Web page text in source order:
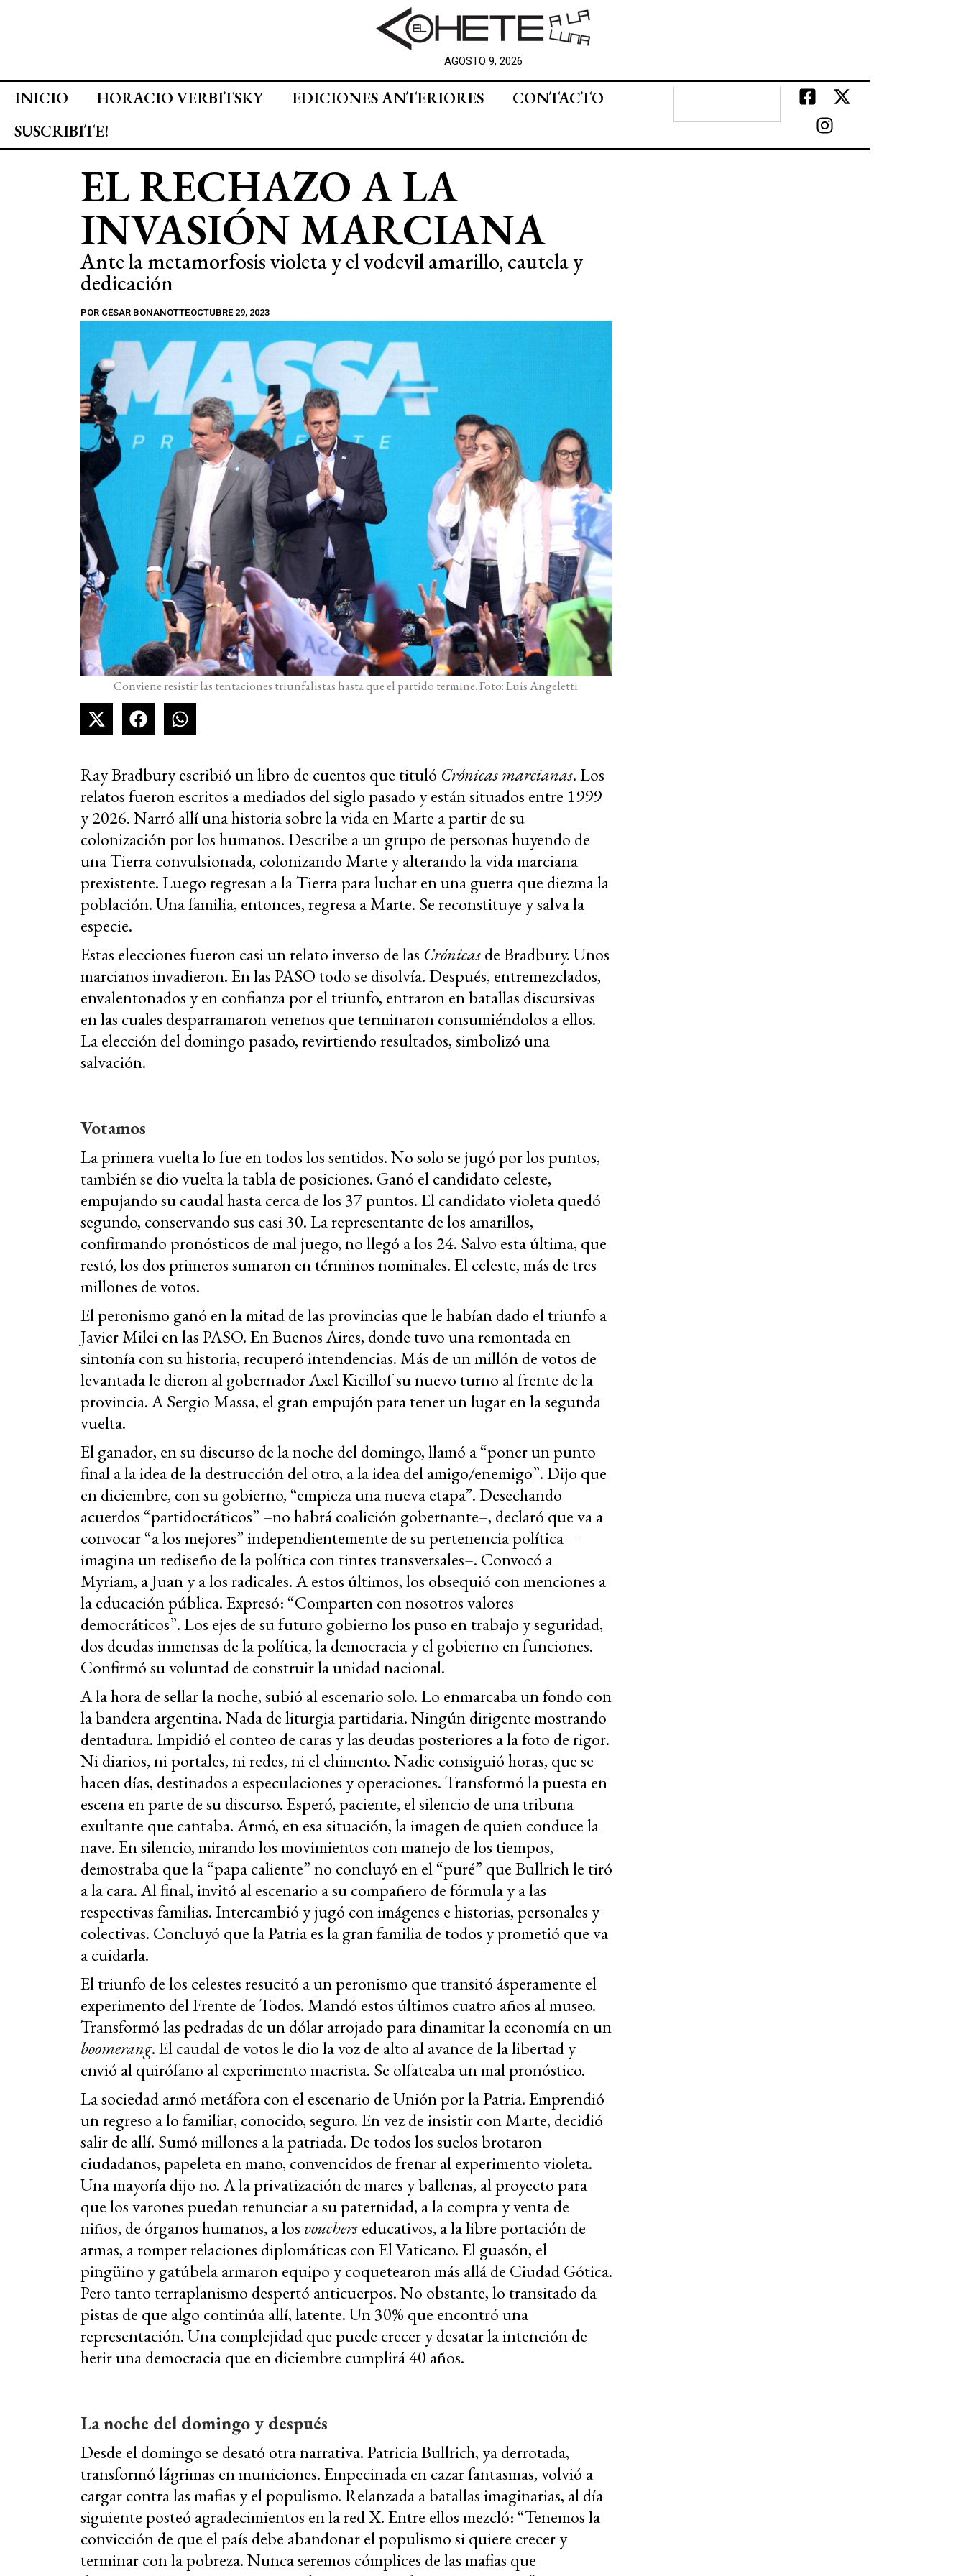
AGOSTO 9, 2026
INICIO HORACIO VERBITSKY EDICIONES ANTERIORES
CONTACTO
SUSCRIBITE!
EL RECHAZO A LA
INVASIÓN MARCIANA
Ante la metamorfosis violeta y el vodevil amarillo, cautela y
dedicación
POR CÉSAR BONANOTTEOCTUBRE 29, 2023
Conviene resistir las tentaciones triunfalistas hasta que el partido termine. Foto: Luis Angeletti.
Ray Bradbury escribió un libro de cuentos que tituló Crónicas marcianas. Los
relatos fueron escritos a mediados del siglo pasado y están situados entre 1999
y 2026. Narró allí una historia sobre la vida en Marte a partir de su
colonización por los humanos. Describe a un grupo de personas huyendo de
una Tierra convulsionada, colonizando Marte y alterando la vida marciana
prexistente. Luego regresan a la Tierra para luchar en una guerra que diezma la
población. Una familia, entonces, regresa a Marte. Se reconstituye y salva la
especie.
Estas elecciones fueron casi un relato inverso de las Crónicasde Bradbury. Unos
marcianos invadieron. En las PASO todo se disolvía. Después, entremezclados,
envalentonados y en confianza por el triunfo, entraron en batallas discursivas
en las cuales desparramaron venenos que terminaron consumiéndolos a ellos.
La elección del domingo pasado, revirtiendo resultados, simbolizó una
salvación.
Votamos
La primera vuelta lo fue en todos los sentidos. No solo se jugó por los puntos,
también se dio vuelta la tabla de posiciones. Ganó el candidato celeste,
empujando su caudal hasta cerca de los 37 puntos. El candidato violeta quedó
segundo, conservando sus casi 30. La representante de los amarillos,
confirmando pronósticos de mal juego, no llegó a los 24. Salvo esta última, que
restó, los dos primeros sumaron en términos nominales. El celeste, más de tres
millones de votos.
El peronismo ganó en la mitad de las provincias que le habían dado el triunfo a
Javier Milei en las PASO. En Buenos Aires, donde tuvo una remontada en
sintonía con su historia, recuperó intendencias. Más de un millón de votos de
levantada le dieron al gobernador Axel Kicillof su nuevo turno al frente de la
provincia. A Sergio Massa, el gran empujón para tener un lugar en la segunda
vuelta.
El ganador, en su discurso de la noche del domingo, llamó a “poner un punto
final a la idea de la destrucción del otro, a la idea del amigo/enemigo”. Dijo que
en diciembre, con su gobierno, “empieza una nueva etapa”. Desechando
acuerdos “partidocráticos” –no habrá coalición gobernante–, declaró que va a
convocar “a los mejores” independientemente de su pertenencia política –
imagina un rediseño de la política con tintes transversales–. Convocó a
Myriam, a Juan y a los radicales. A estos últimos, los obsequió con menciones a
la educación pública. Expresó: “Comparten con nosotros valores
democráticos”. Los ejes de su futuro gobierno los puso en trabajo y seguridad,
dos deudas inmensas de la política, la democracia y el gobierno en funciones.
Confirmó su voluntad de construir la unidad nacional.
A la hora de sellar la noche, subió al escenario solo. Lo enmarcaba un fondo con
la bandera argentina. Nada de liturgia partidaria. Ningún dirigente mostrando
dentadura. Impidió el conteo de caras y las deudas posteriores a la foto de rigor.
Ni diarios, ni portales, ni redes, ni el chimento. Nadie consiguió horas, que se
hacen días, destinados a especulaciones y operaciones. Transformó la puesta en
escena en parte de su discurso. Esperó, paciente, el silencio de una tribuna
exultante que cantaba. Armó, en esa situación, la imagen de quien conduce la
nave. En silencio, mirando los movimientos con manejo de los tiempos,
demostraba que la “papa caliente” no concluyó en el “puré” que Bullrich le tiró
a la cara. Al final, invitó al escenario a su compañero de fórmula y a las
respectivas familias. Intercambió y jugó con imágenes e historias, personales y
colectivas. Concluyó que la Patria es la gran familia de todos y prometió que va
a cuidarla.
El triunfo de los celestes resucitó a un peronismo que transitó ásperamente el
experimento del Frente de Todos. Mandó estos últimos cuatro años al museo.
Transformó las pedradas de un dólar arrojado para dinamitar la economía en un
boomerang. El caudal de votos le dio la voz de alto al avance de la libertad y
envió al quirófano al experimento macrista. Se olfateaba un mal pronóstico.
La sociedad armó metáfora con el escenario de Unión por la Patria. Emprendió
un regreso a lo familiar, conocido, seguro. En vez de insistir con Marte, decidió
salir de allí. Sumó millones a la patriada. De todos los suelos brotaron
ciudadanos, papeleta en mano, convencidos de frenar al experimento violeta.
Una mayoría dijo no. A la privatización de mares y ballenas, al proyecto para
que los varones puedan renunciar a su paternidad, a la compra y venta de
niños, de órganos humanos, a los voucherseducativos, a la libre portación de
armas, a romper relaciones diplomáticas con El Vaticano. El guasón, el
pingüino y gatúbela armaron equipo y coquetearon más allá de Ciudad Gótica.
Pero tanto terraplanismo despertó anticuerpos. No obstante, lo transitado da
pistas de que algo continúa allí, latente. Un 30% que encontró una
representación. Una complejidad que puede crecer y desatar la intención de
herir una democracia que en diciembre cumplirá 40 años.
La noche del domingo y después
Desde el domingo se desató otra narrativa. Patricia Bullrich, ya derrotada,
transformó lágrimas en municiones. Empecinada en cazar fantasmas, volvió a
cargar contra las mafias y el populismo. Relanzada a batallas imaginarias, al día
siguiente posteó agradecimientos en la red X. Entre ellos mezcló: “Tenemos la
convicción de que el país debe abandonar el populismo si quiere crecer y
terminar con la pobreza. Nunca seremos cómplices de las mafias que